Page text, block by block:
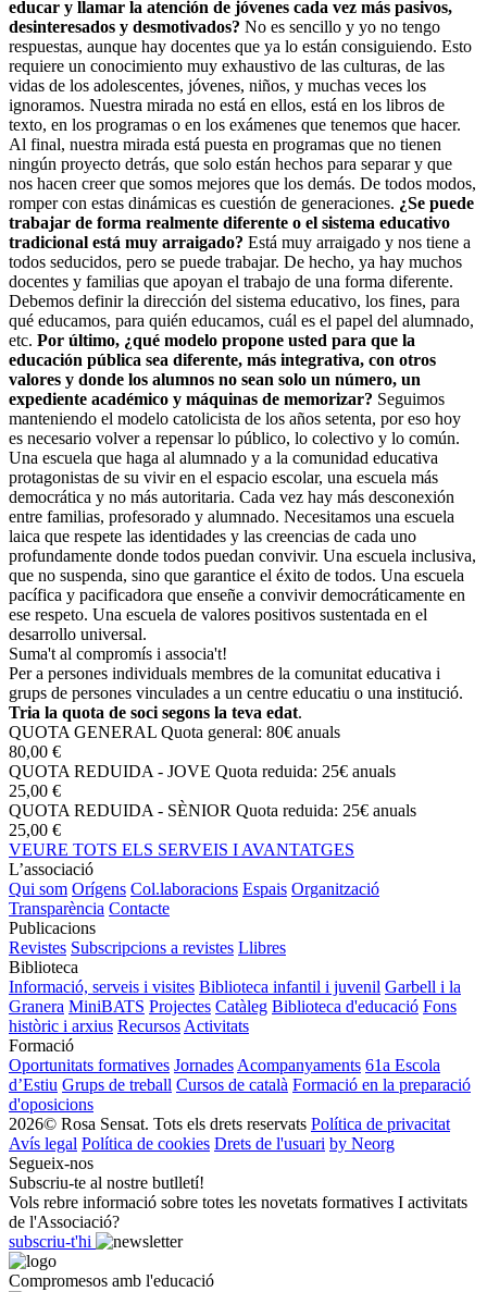
educar y llamar la atención de jóvenes cada vez más pasivos,
desinteresados y desmotivados? No es sencillo y yo no tengo
respuestas, aunque hay docentes que ya lo están consiguiendo. Esto
requiere un conocimiento muy exhaustivo de las culturas, de las
vidas de los adolescentes, jóvenes, niños, y muchas veces los
ignoramos. Nuestra mirada no está en ellos, está en los libros de
texto, en los programas o en los exámenes que tenemos que hacer.
Al final, nuestra mirada está puesta en programas que no tienen
ningún proyecto detrás, que solo están hechos para separar y que
nos hacen creer que somos mejores que los demás. De todos modos,
romper con estas dinámicas es cuestión de generaciones. ¿Se puede
trabajar de forma realmente diferente o el sistema educativo
tradicional está muy arraigado? Está muy arraigado y nos tiene a
todos seducidos, pero se puede trabajar. De hecho, ya hay muchos
docentes y familias que apoyan el trabajo de una forma diferente.
Debemos definir la dirección del sistema educativo, los fines, para
qué educamos, para quién educamos, cuál es el papel del alumnado,
etc. Por último, ¿qué modelo propone usted para que la
educación pública sea diferente, más integrativa, con otros
valores y donde los alumnos no sean solo un número, un
expediente académico y máquinas de memorizar? Seguimos
manteniendo el modelo catolicista de los años setenta, por eso hoy
es necesario volver a repensar lo público, lo colectivo y lo común.
Una escuela que haga al alumnado y a la comunidad educativa
protagonistas de su vivir en el espacio escolar, una escuela más
democrática y no más autoritaria. Cada vez hay más desconexión
entre familias, profesorado y alumnado. Necesitamos una escuela
laica que respete las identidades y las creencias de cada uno
profundamente donde todos puedan convivir. Una escuela inclusiva,
que no suspenda, sino que garantice el éxito de todos. Una escuela
pacífica y pacificadora que enseñe a convivir democráticamente en
ese respeto. Una escuela de valores positivos sustentada en el
desarrollo universal.
Suma't al compromís i associa't!
Per a persones individuals membres de la comunitat educativa i
grups de persones vinculades a un centre educatiu o una institució.
Tria la quota de soci segons la teva edat.
QUOTA GENERAL Quota general: 80€ anuals
80,00 €
QUOTA REDUIDA - JOVE Quota reduida: 25€ anuals
25,00 €
QUOTA REDUIDA - SÈNIOR Quota reduida: 25€ anuals
25,00 €
VEURE TOTS ELS SERVEIS I AVANTATGES
L’associació
Qui som Orígens Col.laboracions Espais Organització
Transparència Contacte
Publicacions
Revistes Subscripcions a revistes Llibres
Biblioteca
Informació, serveis i visites Biblioteca infantil i juvenil Garbell i la
Granera MiniBATS Projectes Catàleg Biblioteca d'educació Fons
històric i arxius Recursos Activitats
Formació
Oportunitats formatives Jornades Acompanyaments 61a Escola
d’Estiu Grups de treball Cursos de català Formació en la preparació
d'oposicions
2026© Rosa Sensat. Tots els drets reservats Política de privacitat
Avís legal Política de cookies Drets de l'usuari by Neorg
Segueix-nos
Subscriu-te al nostre butlletí!
Vols rebre informació sobre totes les novetats formatives I activitats
de l'Associació?
subscriu-t'hi
Compromesos amb l'educació